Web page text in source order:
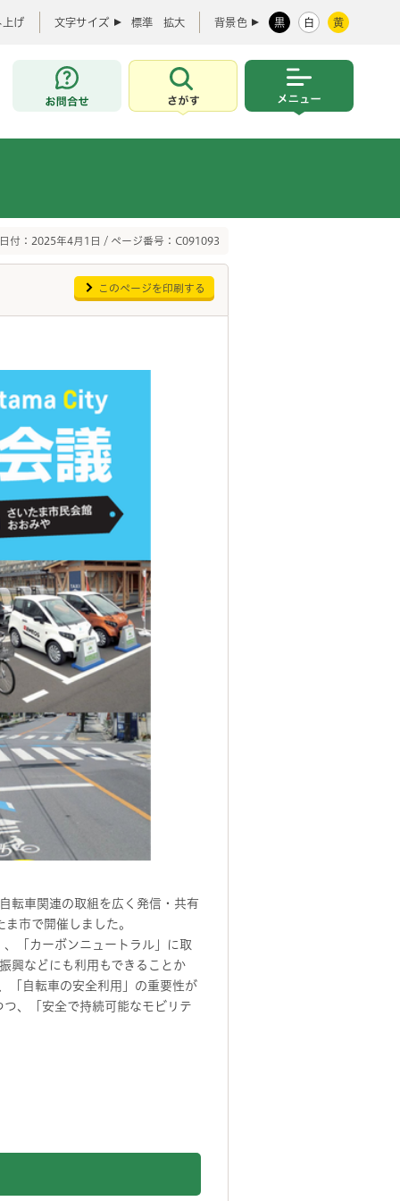
上げ 文字サイズ 標準 拡大 背景色 黒 白 黄
お問合せ
さがす
付：2025年4月1日 / ページ番号：C091093
このページを印刷する
転車関連の取組を広く発信・共有
市で開催しました。
「カーボンニュートラル」に取
興などにも利用もできることか
「自転車の安全利用」の重要性が
、「安全で持続可能なモビリテ